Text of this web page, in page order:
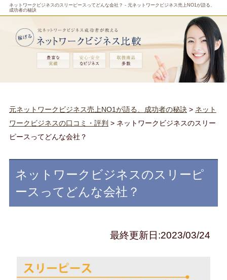
ネットワークビジネスのスリーピースってどんな会社？ - 元ネットワークビジネス売上NO1が語る、
成功者の秘訣
元ネットワークビジネス売上NO1が語る、成功者の秘訣> ネット
ワークビジネスの口コミ・評判 > ネットワークビジネスのスリー
ピースってどんな会社？
ネットワークビジネスのスリーピ
ースってどんな会社？
最終更新日:2023/03/24